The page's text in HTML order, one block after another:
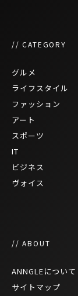
// CATEGORY
グルメ
ライフスタイル
ファッション
アート
スポーツ
IT
ビジネス
ヴォイス
// ABOUT
ANNGLEについて
サイトマップ